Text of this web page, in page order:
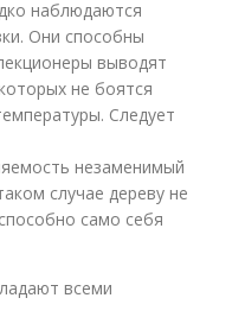
наблюдаются
Они способны
выводят
не боятся
Следует
незаменимый
случае дереву не
само себя
всеми